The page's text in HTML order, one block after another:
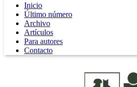
Inicio
Último número
Archivo
Artículos
Para autores
Contacto